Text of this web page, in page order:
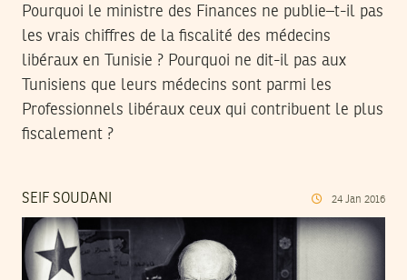
Pourquoi le ministre des Finances ne publie–t-il pas
les vrais chiffres de la fiscalité des médecins
libéraux en Tunisie ? Pourquoi ne dit-il pas aux
Tunisiens que leurs médecins sont parmi les
Professionnels libéraux ceux qui contribuent le plus
fiscalement ?
SEIF SOUDANI 24 Jan 2016